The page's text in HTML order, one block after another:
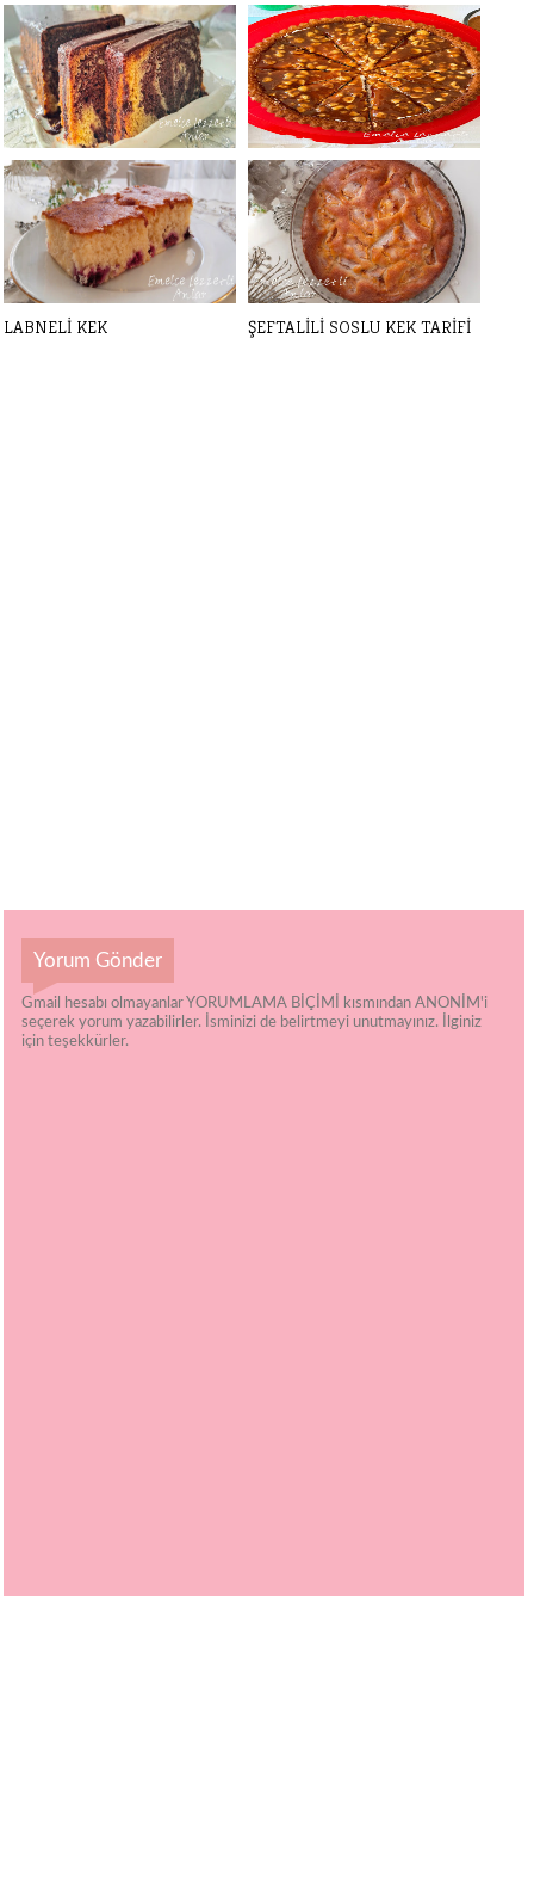
MOZAİK KEK TARİFİ SNİCKERS KEK TARİFİ
LABNELİ KEK ŞEFTALİLİ SOSLU KEK TARİFİ
Yorum Gönder
Gmail hesabı olmayanlar YORUMLAMA BİÇİMİ kısmından ANONİM'i
seçerek yorum yazabilirler. İsminizi de belirtmeyi unutmayınız. İlginiz
için teşekkürler.